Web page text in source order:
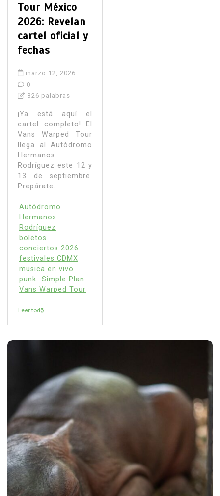
Tour México
2026: Revelan
cartel oficial y
fechas
marzo 12, 2026
0
326 palabras
¡Ya está aquí el
cartel completo! El
Vans Warped Tour
llega al Autódromo
Hermanos
Rodríguez este 12 y
13 de septiembre.
Prepárate...
Autódromo
Hermanos
Rodríguez
boletos
conciertos 2026
festivales CDMX
música en vivo
punk
Simple Plan
Vans Warped Tour
Leer todo